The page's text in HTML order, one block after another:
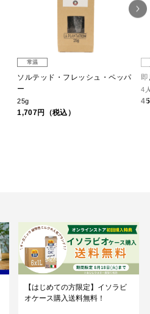
常温
ソルテッド・フレッシュ・ペッパ
ー
25g
1,707円（税込）
4
【はじめての方限定】イソラビ
オケース購入送料無料！